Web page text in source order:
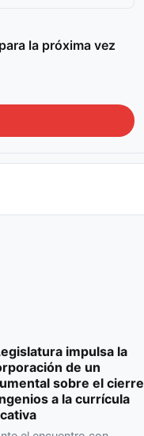
la próxima vez
impulsa la
de un
sobre el cierre
a la currícula